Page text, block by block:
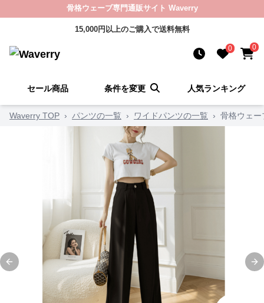
骨格ウェーブ専門通販サイト Waverry
15,000円以上のご購入で送料無料
0 0
セール商品 条件を変更 人気ランキング
Waverry TOP › パンツの一覧 › ワイドパンツの一覧 › 骨格ウェー
Previous slide